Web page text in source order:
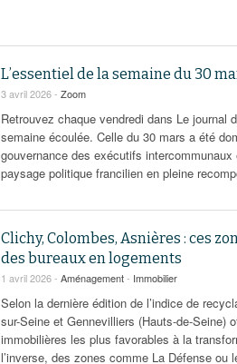
L’essentiel de la semaine du 30
3 avril 2026 - Zoom
Retrouvez chaque vendredi dans Le journal
semaine écoulée. Celle du 30 mars a été
gouvernance des exécutifs
paysage politique francilien en pleine
Clichy, Colombes, Asnières : ces
des bureaux en logements
1 avril 2026 - Aménagement- Immobilier
Selon la dernière édition de l’indice de
sur-Seine et Gennevilliers (Hauts-de-Seine)
immobilières les plus favorables à la
l’inverse, des zones comme La Défense ou